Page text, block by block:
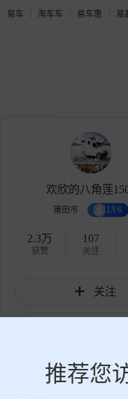
易车 淘车车 易车惠 易
推荐您
欢欣的八角莲
莆田市 LV6
2.3万
获赞
107
关注
关注